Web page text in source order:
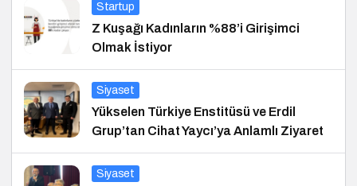
Startup
Z Kuşağı Kadınların %88’i Girişimci
Olmak İstiyor
Siyaset
Yükselen Türkiye Enstitüsü ve Erdil
Grup’tan Cihat Yaycı’ya Anlamlı Ziyaret
Siyaset